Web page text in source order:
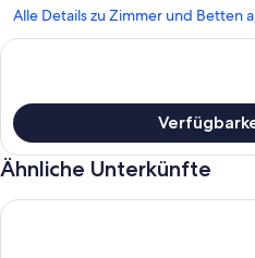
Alle Details zu Zimmer und Betten
Ähnliche Unterkünfte
Habitación con Aire